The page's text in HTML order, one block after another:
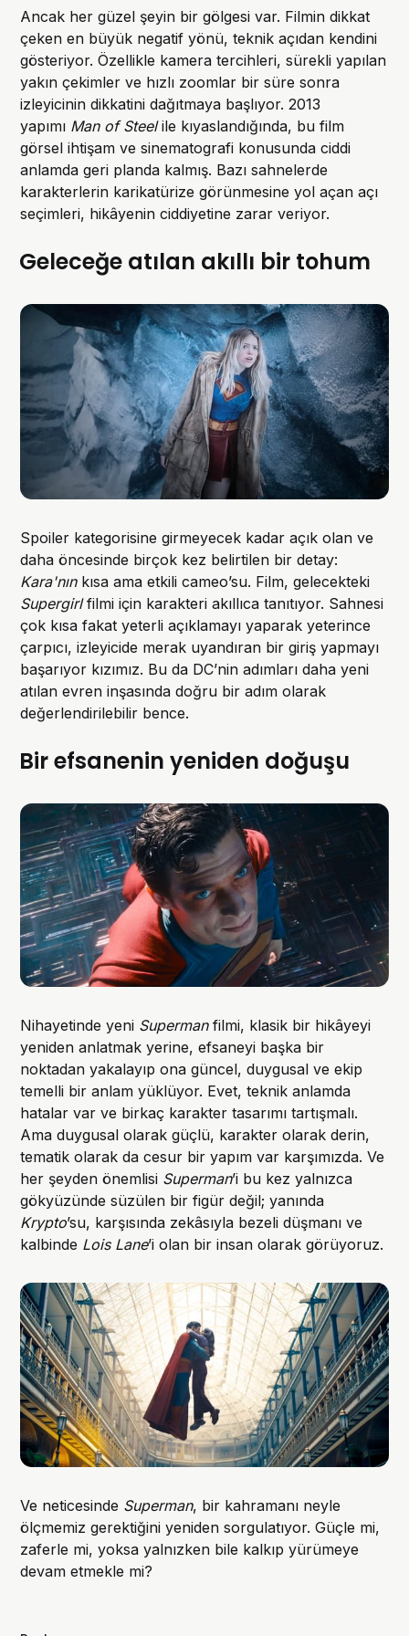
Ancak her güzel şeyin bir gölgesi var. Filmin dikkat
çeken en büyük negatif yönü, teknik açıdan kendini
gösteriyor. Özellikle kamera tercihleri, sürekli yapılan
yakın çekimler ve hızlı zoomlar bir süre sonra
izleyicinin dikkatini dağıtmaya başlıyor. 2013
yapımı Man of Steelile kıyaslandığında, bu film
görsel ihtişam ve sinematografi konusunda ciddi
anlamda geri planda kalmış. Bazı sahnelerde
karakterlerin karikatürize görünmesine yol açan açı
seçimleri, hikâyenin ciddiyetine zarar veriyor.
Geleceğe atılan akıllı bir tohum
Spoiler kategorisine girmeyecek kadar açık olan ve
daha öncesinde birçok kez belirtilen bir detay:
Kara'nınkısa ama etkili cameo’su. Film, gelecekteki
Supergirlfilmi için karakteri akıllıca tanıtıyor. Sahnesi
çok kısa fakat yeterli açıklamayı yaparak yeterince
çarpıcı, izleyicide merak uyandıran bir giriş yapmayı
başarıyor kızımız. Bu da DC’nin adımları daha yeni
atılan evren inşasında doğru bir adım olarak
değerlendirilebilir bence.
Bir efsanenin yeniden doğuşu
Nihayetinde yeni Supermanfilmi, klasik bir hikâyeyi
yeniden anlatmak yerine, efsaneyi başka bir
noktadan yakalayıp ona güncel, duygusal ve ekip
temelli bir anlam yüklüyor. Evet, teknik anlamda
hatalar var ve birkaç karakter tasarımı tartışmalı.
Ama duygusal olarak güçlü, karakter olarak derin,
tematik olarak da cesur bir yapım var karşımızda. Ve
her şeyden önemlisi Superman’i bu kez yalnızca
gökyüzünde süzülen bir figür değil; yanında
Krypto’su, karşısında zekâsıyla bezeli düşmanı ve
kalbinde Lois Lane’i olan bir insan olarak görüyoruz.
Ve neticesinde Superman, bir kahramanı neyle
ölçmemiz gerektiğini yeniden sorgulatıyor. Güçle mi,
zaferle mi, yoksa yalnızken bile kalkıp yürümeye
devam etmekle mi?